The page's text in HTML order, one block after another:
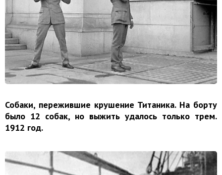
Собаки, пережившие крушение Титаника. На борту
было 12 собак, но выжить удалось только трем.
1912 год.